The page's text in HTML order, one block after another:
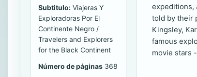
Subtitulo: Viajeras Y
Exploradoras Por El
Continente Negro /
Travelers and Explorers
for the Black Continent
Número de páginas 368
expeditions,
told by their
Kingsley,
famous
movie stars